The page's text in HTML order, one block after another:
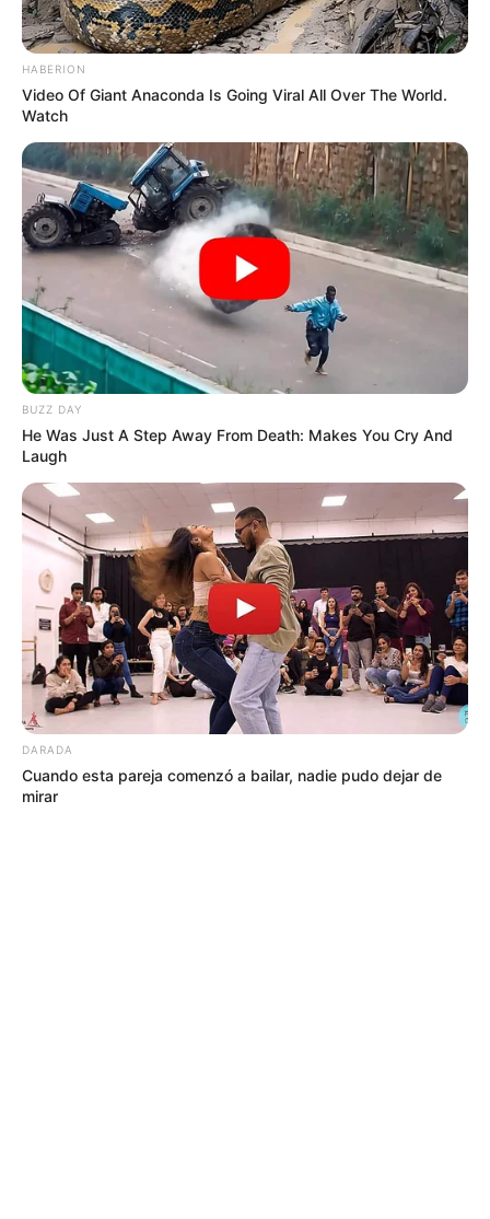
CIERRES VIALES EN BUCARAMANGA
TRANSVERSAL DEL CARARE
FLORIDABLANCA
LLUVIAS EN SANTANDER
CIERRES VIALES EN SANTANDER
HABERION
Video Of Giant Anaconda Is Going Viral All Over The World.
Watch
BUZZ DAY
He Was Just A Step Away From Death: Makes You Cry And
Laugh
DARADA
Cuando esta pareja comenzó a bailar, nadie pudo dejar de
mirar